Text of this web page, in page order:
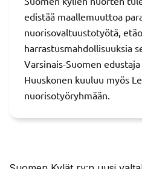
edistää maallemuuttoa
nuorisovaltuustotyötä,
harrastusmahdollisuuksia
Varsinais-Suomen
Huuskonen kuuluu myös
nuorisotyöryhmään.